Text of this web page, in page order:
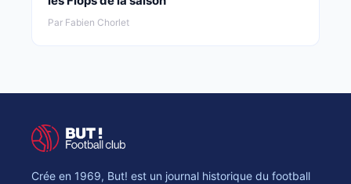
Par Fabien Chorlet
Crée en 1969, But! est un journal historique du football